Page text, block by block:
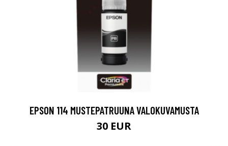
EPSON 114 MUSTEPATRUUNA VALOKUVAMUSTA
30 EUR